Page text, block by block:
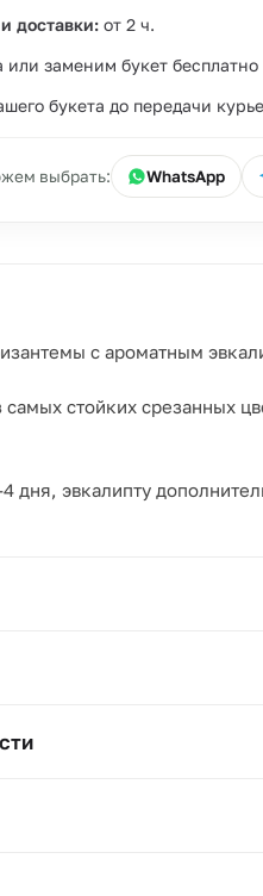
доставки: от 2 ч.
или заменим букет бесплатно
букета до передачи
выбрать: WhatsApp
с ароматным
стойких срезанных
дня, эвкалипту